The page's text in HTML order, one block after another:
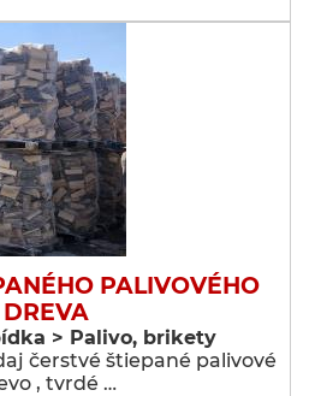
PALIVOVÉHO
DREVA
> Palivo, brikety
čerstvé štiepané palivové
, tvrdé …